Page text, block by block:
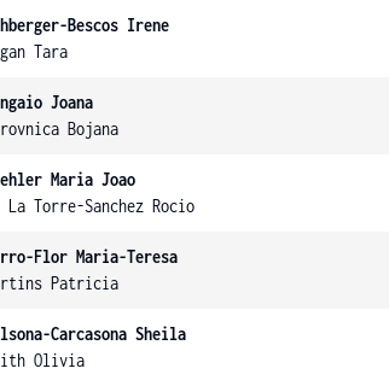
Bescos Irene
Tara
Joana
Bojana
Maria Joao
La Torre-Sanchez Rocio
Flor Maria-Teresa
Patricia
Carcasona Sheila
Olivia